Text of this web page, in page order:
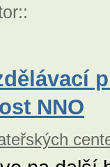
::
NNO